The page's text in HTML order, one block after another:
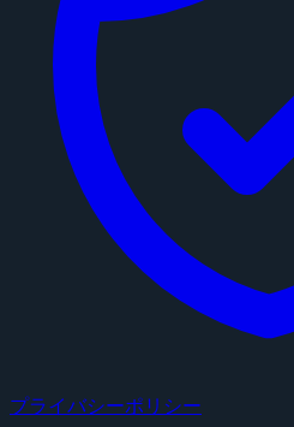
プライバシーポリシー